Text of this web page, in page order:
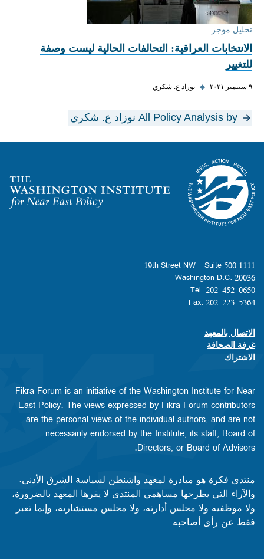
تحليل موجز
الانتخابات العراقية: التحالفات الحالية ليست وصفة
للتغيير
٩ سبتمبر ٢٠٢١ ◆ نوزاد ع. شكري
All Policy Analysis by نوزاد ع. شكري
Homepage
1111 19th Street NW - Suite 500
Washington D.C. 20036
Tel: 202-452-0650
Fax: 202-223-5364
Footer contact links
الاتصال بالمعهد
غرفة الصحافة
الاشتراك
Fikra Forum is an initiative of the Washington Institute for Near
East Policy. The views expressed by Fikra Forum contributors
are the personal views of the individual authors, and are not
necessarily endorsed by the Institute, its staff, Board of
Directors, or Board of Advisors.​​
منتدى فكرة هو مبادرة لمعهد واشنطن لسياسة الشرق الأدنى.
والآراء التي يطرحها مساهمي المنتدى لا يقرها المعهد بالضرورة،
ولا موظفيه ولا مجلس أدارته، ولا مجلس مستشاريه، وإنما تعبر
فقط عن رأى أصاحبه